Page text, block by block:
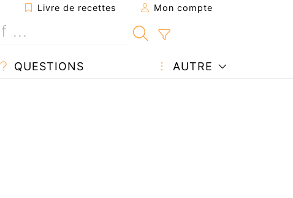
Livre de recettes Mon compte
QUESTIONS AUTRE